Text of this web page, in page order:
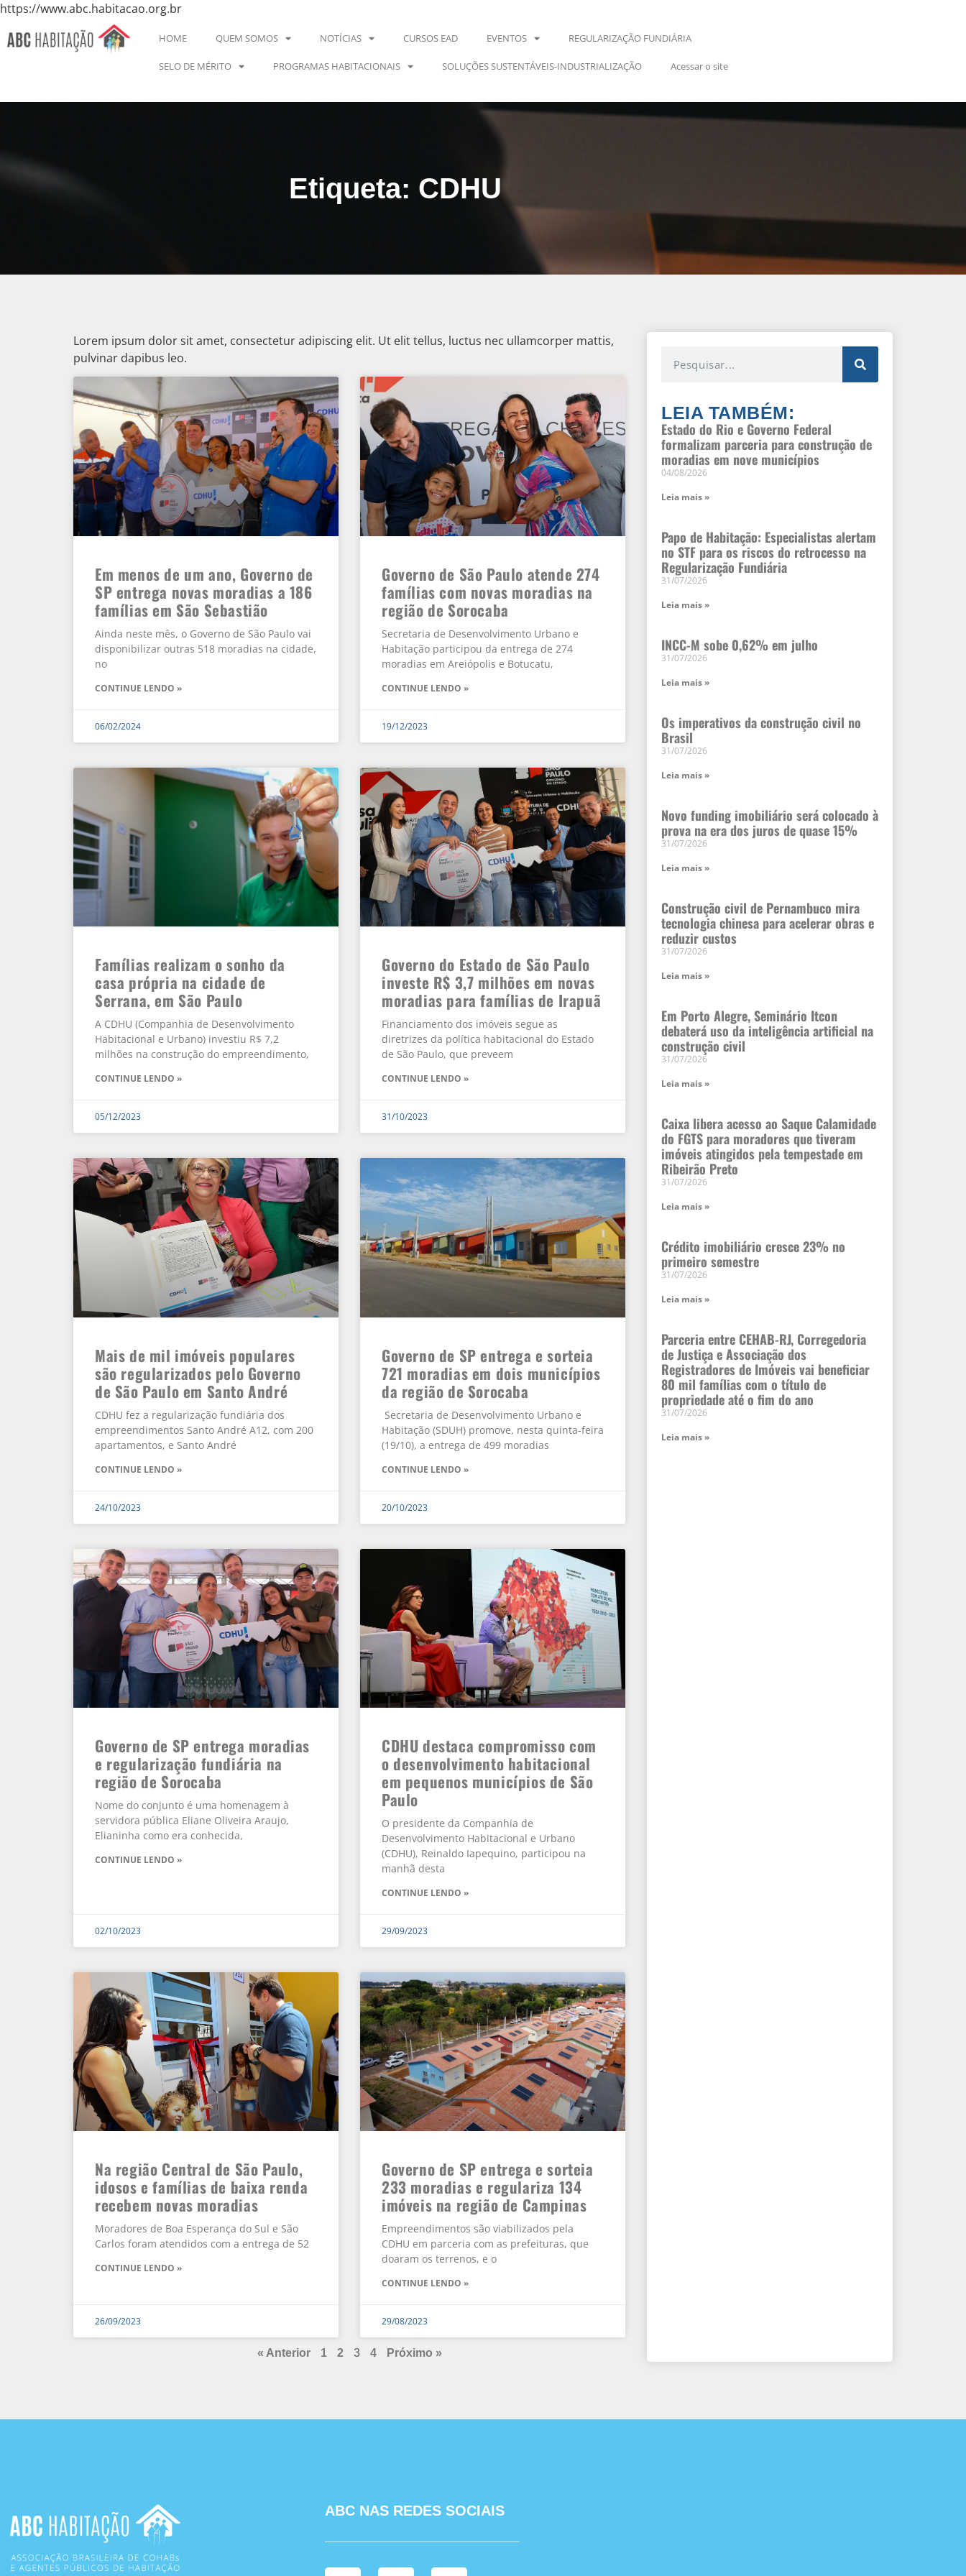
https://www.abc.habitacao.org.br
HOME QUEM SOMOS NOTÍCIAS CURSOS EAD EVENTOS REGULARIZAÇÃO FUNDIÁRIA
SELO DE MÉRITO PROGRAMAS HABITACIONAIS SOLUÇÕES SUSTENTÁVEIS-INDUSTRIALIZAÇÃO Acessar o site
Etiqueta: CDHU
Lorem ipsum dolor sit amet, consectetur adipiscing elit. Ut elit tellus, luctus nec ullamcorper mattis,
pulvinar dapibus leo.
Em menos de um ano, Governo de
SP entrega novas moradias a 186
famílias em São Sebastião
Ainda neste mês, o Governo de São Paulo vai
disponibilizar outras 518 moradias na cidade,
no
CONTINUE LENDO »
06/02/2024
Governo de São Paulo atende 274
famílias com novas moradias na
região de Sorocaba
Secretaria de Desenvolvimento Urbano e
Habitação participou da entrega de 274
moradias em Areiópolis e Botucatu,
CONTINUE LENDO »
19/12/2023
Famílias realizam o sonho da
casa própria na cidade de
Serrana, em São Paulo
A CDHU (Companhia de Desenvolvimento
Habitacional e Urbano) investiu R$ 7,2
milhões na construção do empreendimento,
CONTINUE LENDO »
05/12/2023
Governo do Estado de São Paulo
investe R$ 3,7 milhões em novas
moradias para famílias de Irapuã
Financiamento dos imóveis segue as
diretrizes da política habitacional do Estado
de São Paulo, que preveem
CONTINUE LENDO »
31/10/2023
Mais de mil imóveis populares
são regularizados pelo Governo
de São Paulo em Santo André
CDHU fez a regularização fundiária dos
empreendimentos Santo André A12, com 200
apartamentos, e Santo André
CONTINUE LENDO »
24/10/2023
Governo de SP entrega e sorteia
721 moradias em dois municípios
da região de Sorocaba
Secretaria de Desenvolvimento Urbano e
Habitação (SDUH) promove, nesta quinta-feira
(19/10), a entrega de 499 moradias
CONTINUE LENDO »
20/10/2023
Governo de SP entrega moradias
e regularização fundiária na
região de Sorocaba
Nome do conjunto é uma homenagem à
servidora pública Eliane Oliveira Araujo,
Elianinha como era conhecida,
CONTINUE LENDO »
02/10/2023
CDHU destaca compromisso com
o desenvolvimento habitacional
em pequenos municípios de São
Paulo
O presidente da Companhia de
Desenvolvimento Habitacional e Urbano
(CDHU), Reinaldo Iapequino, participou na
manhã desta
CONTINUE LENDO »
29/09/2023
Na região Central de São Paulo,
idosos e famílias de baixa renda
recebem novas moradias
Moradores de Boa Esperança do Sul e São
Carlos foram atendidos com a entrega de 52
CONTINUE LENDO »
26/09/2023
Governo de SP entrega e sorteia
233 moradias e regulariza 134
imóveis na região de Campinas
Empreendimentos são viabilizados pela
CDHU em parceria com as prefeituras, que
doaram os terrenos, e o
CONTINUE LENDO »
29/08/2023
« Anterior 1 2 3 4 Próximo »
LEIA TAMBÉM:
Estado do Rio e Governo Federal
formalizam parceria para construção de
moradias em nove municípios
04/08/2026
Leia mais »
Papo de Habitação: Especialistas alertam
no STF para os riscos do retrocesso na
Regularização Fundiária
31/07/2026
Leia mais »
INCC-M sobe 0,62% em julho
31/07/2026
Leia mais »
Os imperativos da construção civil no
Brasil
31/07/2026
Leia mais »
Novo funding imobiliário será colocado à
prova na era dos juros de quase 15%
31/07/2026
Leia mais »
Construção civil de Pernambuco mira
tecnologia chinesa para acelerar obras e
reduzir custos
31/07/2026
Leia mais »
Em Porto Alegre, Seminário Itcon
debaterá uso da inteligência artificial na
construção civil
31/07/2026
Leia mais »
Caixa libera acesso ao Saque Calamidade
do FGTS para moradores que tiveram
imóveis atingidos pela tempestade em
Ribeirão Preto
31/07/2026
Leia mais »
Crédito imobiliário cresce 23% no
primeiro semestre
31/07/2026
Leia mais »
Parceria entre CEHAB-RJ, Corregedoria
de Justiça e Associação dos
Registradores de Imóveis vai beneficiar
80 mil famílias com o título de
propriedade até o fim do ano
31/07/2026
Leia mais »
ABC NAS REDES SOCIAIS